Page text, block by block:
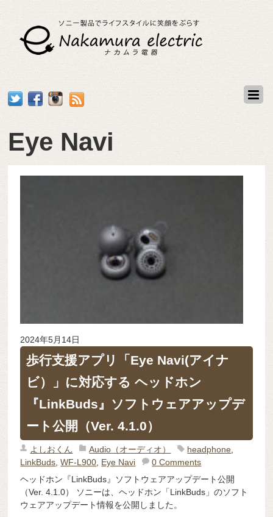
Eye Navi
2024年5月14日
歩行支援アプリ「Eye Navi(アイナ
ビ）」に対応する ヘッドホン
『LinkBuds』ソフトウェアアップデ
ート公開（Ver. 4.1.0）
よしおくん Audio（オーディオ） headphone
LinkBuds ,WF-L900 Eye Navi
0 Comments
ヘッドホン『LinkBuds』ソフトウェアアップデート公開
（Ver. 4.1.0） ソニーは、ヘッドホン「LinkBuds」のソフト
ウェアアップデート情報を公開しました。